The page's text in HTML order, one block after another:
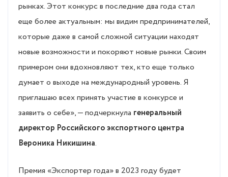
рынках. Этот конкурс в последние два года стал
еще более актуальным: мы видим предпринимателей,
которые даже в самой сложной ситуации находят
новые возможности и покоряют новые рынки. Своим
примером они вдохновляют тех, кто еще только
думает о выходе на международный уровень. Я
приглашаю всех принять участие в конкурсе и
заявить о себе», — подчеркнула генеральный
директор Российского экспортного центра
Вероника Никишина.
Премия «Экспортер года» в 2023 году будет